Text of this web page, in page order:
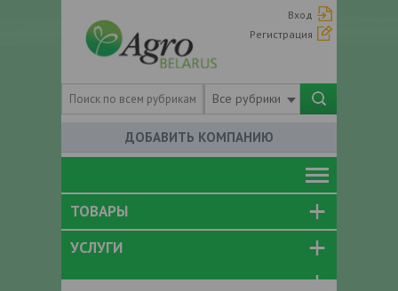
Вход
Регистрация
Все рубрики
ДОБАВИТЬ КОМПАНИЮ
ТОВАРЫ
УСЛУГИ